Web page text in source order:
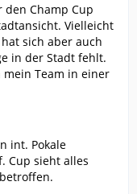
Champ Cup
Vielleicht
sich aber auch
in der Stadt fehlt.
Team in einer
int. Pokale
Cup sieht alles